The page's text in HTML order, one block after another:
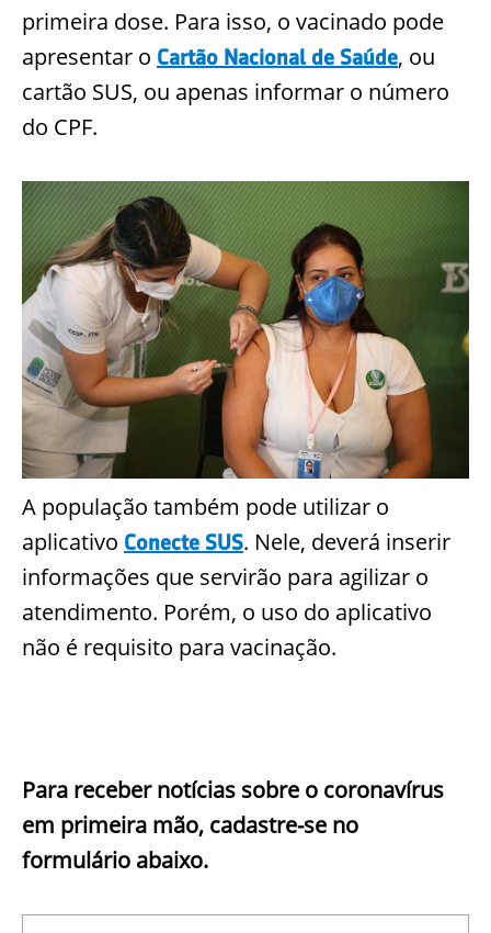
primeira dose. Para isso, o vacinado pode
apresentar o Cartão Nacional de Saúde, ou
cartão SUS, ou apenas informar o número
do CPF.
A população também pode utilizar o
aplicativo Conecte SUS. Nele, deverá inserir
informações que servirão para agilizar o
atendimento. Porém, o uso do aplicativo
não é requisito para vacinação.
Para receber notícias sobre o coronavírus
em primeira mão, cadastre-se no
formulário abaixo.